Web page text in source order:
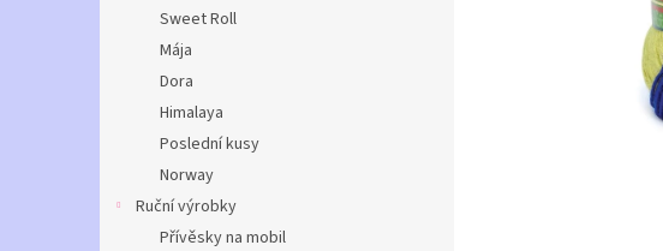
Sweet Roll
Mája
Dora
Himalaya
Poslední kusy
Norway
Ruční výrobky
Přívěsky na mobil